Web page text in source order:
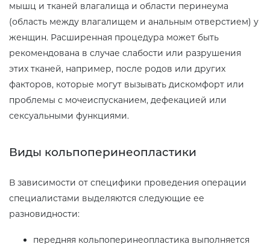
мышц и тканей влагалища и области перинеума
(область между влагалищем и анальным отверстием) у
женщин. Расширенная процедура может быть
рекомендована в случае слабости или разрушения
этих тканей, например, после родов или других
факторов, которые могут вызывать дискомфорт или
проблемы с мочеиспусканием, дефекацией или
сексуальными функциями.
Виды кольпоперинеопластики
В зависимости от специфики проведения операции
специалистами выделяются следующие ее
разновидности:
передняя кольпоперинеопластика выполняется